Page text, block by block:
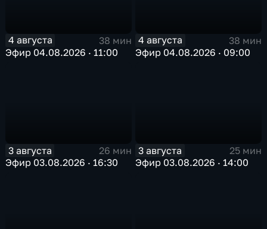
4 августа
38 мин
Эфир 04.08.2026 · 11:00
4 августа
38 мин
Эфир 04.08.2026 · 09:00
3 августа
26 мин
Эфир 03.08.2026 · 16:30
3 августа
25 мин
Эфир 03.08.2026 · 14:00